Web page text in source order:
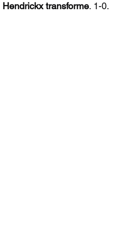
Hendrickx transforme. 1-0.